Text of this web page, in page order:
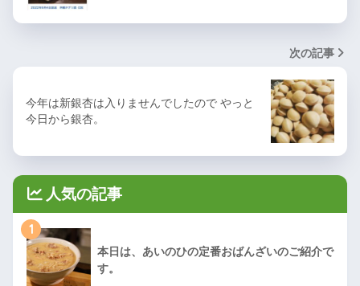
次の記事
今年は新銀杏は入りませんでしたので やっと
今日から銀杏。
人気の記事
1
本日は、あいのひの定番おばんざいのご紹介で
す。